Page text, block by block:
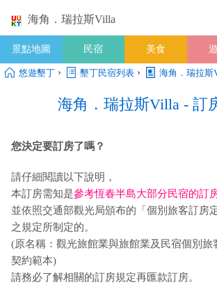
海角．瑞拉斯Villa
景點地圖 民宿 美食
悠遊墾丁 › 墾丁民宿列表 › 海角．瑞拉斯
海角．瑞拉斯Villa - 訂
您決定要訂房了嗎？
請仔細閱讀以下說明，
本訂房需知是參考恆春半島大部分民宿的訂
並依照交通部觀光局頒布的「個別旅客訂房
之規定所制定的。
(原名稱：觀光旅館業與旅館業及民宿個別旅
契約範本)
請務必了解相關的訂房規定再匯款訂房。